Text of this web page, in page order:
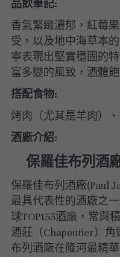
品飲筆記:
香氣緊緻濃郁，紅莓
受，以及地中海草本
寧表現出堅實穩固的
富多變的風致，酒體飽
搭配食物:
烤肉（尤其是羊肉）
酒廠介紹:
保羅佳布列酒
保羅佳布列酒廠(Paul
最具代表性的酒廠之
球TOP155酒廠，常與
酒莊（Chapoutier）
布列酒廠在隆河最精
美國｜日常選酒
澳洲 ｜日常選酒
澳洲 ｜收藏級珍藏
阿根廷｜日常選酒
阿根廷｜收藏級珍藏
美國｜進階選酒
美國｜頂級膜拜酒